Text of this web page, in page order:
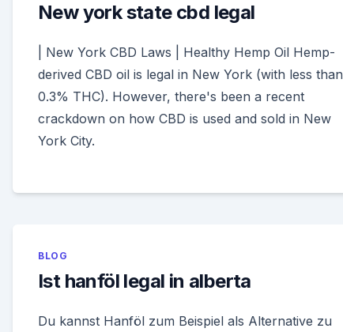
New york state cbd legal
| New York CBD Laws | Healthy Hemp Oil Hemp-
derived CBD oil is legal in New York (with less than
0.3% THC). However, there's been a recent
crackdown on how CBD is used and sold in New
York City.
BLOG
Ist hanföl legal in alberta
Du kannst Hanföl zum Beispiel als Alternative zu